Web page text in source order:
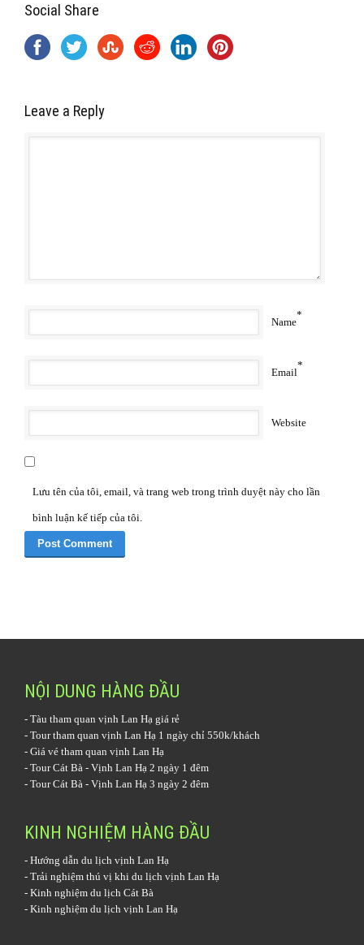
Social Share
Leave a Reply
Name
*
Email
*
Website
Lưu tên của tôi, email, và trang web trong trình duyệt này cho lần
bình luận kế tiếp của tôi.
NỘI DUNG HÀNG ĐẦU
- Tàu tham quan vịnh Lan Hạ giá rẻ
- Tour tham quan vịnh Lan Hạ 1 ngày chỉ 550k/khách
- Giá vé tham quan vịnh Lan Hạ
- Tour Cát Bà - Vịnh Lan Hạ 2 ngày 1 đêm
- Tour Cát Bà - Vịnh Lan Hạ 3 ngày 2 đêm
KINH NGHIỆM HÀNG ĐẦU
- Hướng dẫn du lịch vịnh Lan Hạ
- Trải nghiệm thú vị khi du lịch vịnh Lan Hạ
- Kinh nghiệm du lịch Cát Bà
- Kinh nghiệm du lịch vịnh Lan Hạ